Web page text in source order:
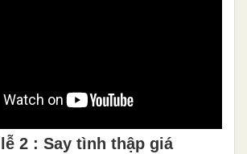
2 : Say tình thập giá